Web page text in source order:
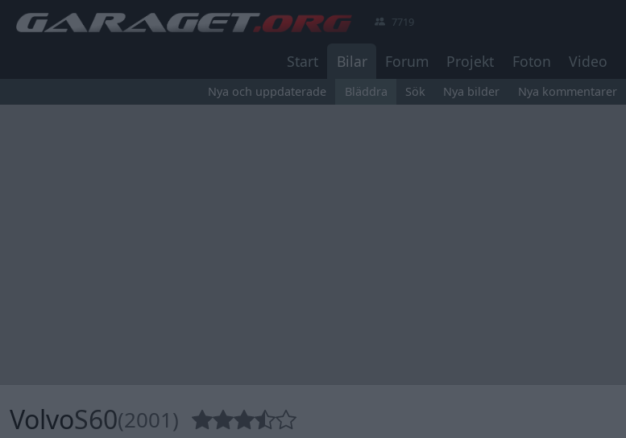
7719
Start Bilar Forum Projekt Foton Video
Nya och uppdaterade Bläddra Sök Nya bilder Nya kommentarer
VolvoS60(2001)